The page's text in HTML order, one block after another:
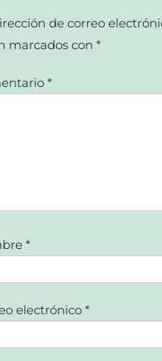
de correo
marcados con *
*
*
electrónico *